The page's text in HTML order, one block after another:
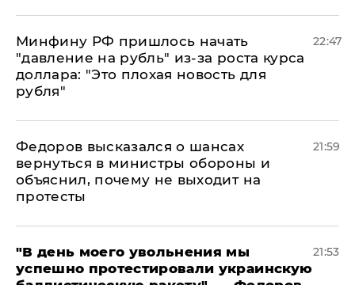
Минфину РФ пришлось начать
"давление на рубль" из-за роста курса
доллара: "Это плохая новость для
рубля"
22:47
Федоров высказался о шансах
вернуться в министры обороны и
объяснил, почему не выходит на
протесты
21:59
​"В день моего увольнения мы
успешно протестировали украинскую
21:53